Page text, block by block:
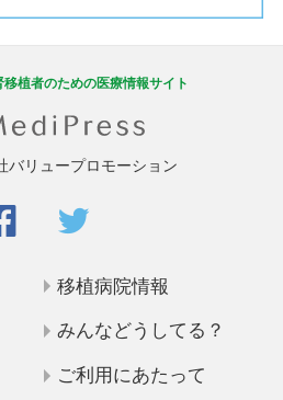
植者のための医療情報サイト
バリュープロモーション
移植病院情報
みんなどうしてる？
ご利用にあたって